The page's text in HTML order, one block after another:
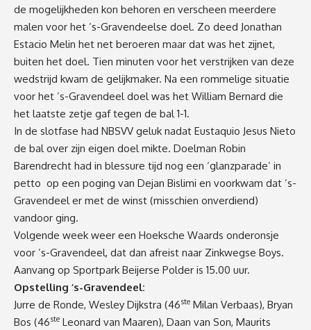
de mogelijkheden kon behoren en verscheen meerdere
malen voor het ’s-Gravendeelse doel. Zo deed Jonathan
Estacio Melin het net beroeren maar dat was het zijnet,
buiten het doel. Tien minuten voor het verstrijken van deze
wedstrijd kwam de gelijkmaker. Na een rommelige situatie
voor het ’s-Gravendeel doel was het William Bernard die
het laatste zetje gaf tegen de bal 1-1.
In de slotfase had NBSVV geluk nadat Eustaquio Jesus Nieto
de bal over zijn eigen doel mikte. Doelman Robin
Barendrecht had in blessure tijd nog een ‘glanzparade’ in
petto op een poging van Dejan Bislimi en voorkwam dat ’s-
Gravendeel er met de winst (misschien onverdiend)
vandoor ging.
Volgende week weer een Hoeksche Waards onderonsje
voor ’s-Gravendeel, dat dan afreist naar Zinkwegse Boys.
Aanvang op Sportpark Beijerse Polder is 15.00 uur.
Opstelling ’s-Gravendeel:
Jurre de Ronde, Wesley Dijkstra (46ste Milan Verbaas), Bryan
Bos (46ste Leonard van Maaren), Daan van Son, Maurits